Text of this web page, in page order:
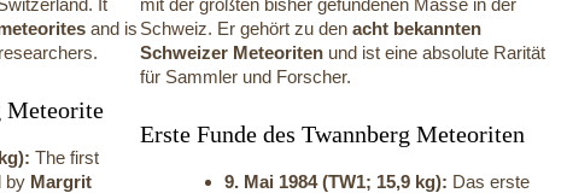
It
and is
Meteorite
The first
by Margrit
mit der größten bisher gefundenen Masse in der
Schweiz. Er gehört zu denacht bekannten
Schweizer Meteoriten und ist eine absolute Rarität
für Sammler und Forscher.
Erste Funde des Twannberg Meteoriten
9. Mai 1984 (TW1; 15,9 kg): Das erste